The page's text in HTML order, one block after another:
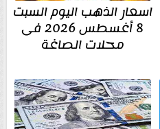
اسعار الذهب اليوم السبت
8 أغسطس 2026 فى
محلات الصاغة